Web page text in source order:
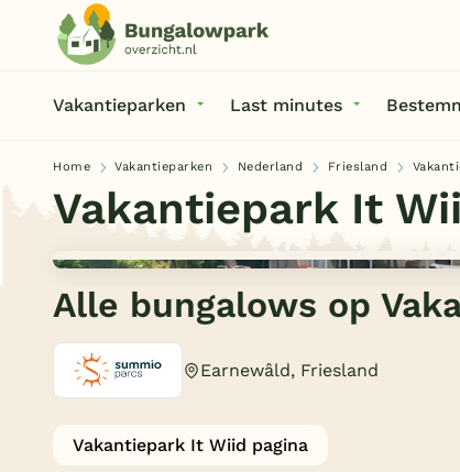
Vakantieparken Last minutes
Home Vakantieparken Nederland Friesland
Vakantiepark It
Alle bungalows op
Earnewâld, Friesland
Vakantiepark It Wiid pagina